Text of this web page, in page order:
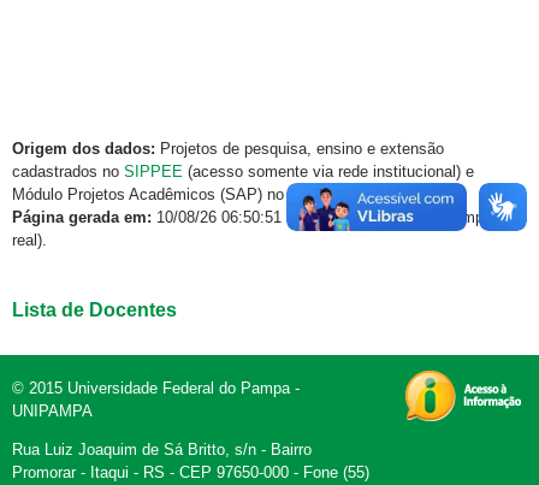
Origem dos dados: Projetos de pesquisa, ensino e extensão
cadastrados no SIPPEE (acesso somente via rede institucional) e
Módulo Projetos Acadêmicos (SAP) no GURI.
Página gerada em: 10/08/26 06:50:51 (dados atualizados em tempo
real).
Lista de Docentes
© 2015 Universidade Federal do Pampa -
UNIPAMPA
Rua Luiz Joaquim de Sá Britto, s/n - Bairro
Promorar - Itaqui - RS - CEP 97650-000 - Fone (55)